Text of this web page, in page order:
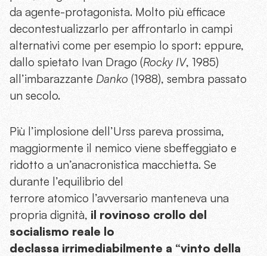
da agente-protagonista. Molto più efficace
decontestualizzarlo per affrontarlo in campi
alternativi come per esempio lo sport: eppure,
dallo spietato Ivan Drago (Rocky IV, 1985)
all’imbarazzante Danko (1988), sembra passato
un secolo.
Più l’implosione dell’Urss pareva prossima,
maggiormente il nemico viene sbeffeggiato e
ridotto a un’anacronistica macchietta. Se
durante l’equilibrio del
terrore atomico l’avversario manteneva una
propria dignità, il rovinoso crollo del
socialismo reale lo
declassa irrimediabilmente a “vinto della